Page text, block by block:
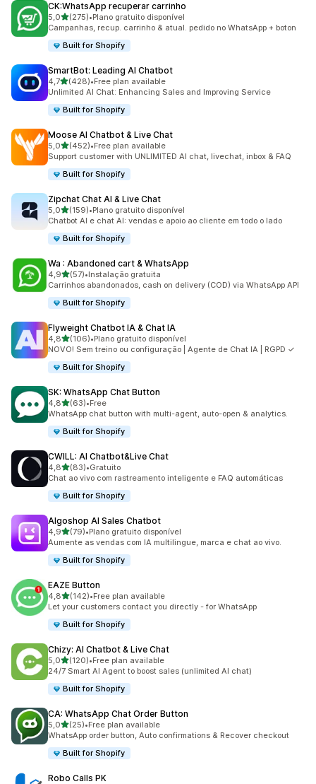
CK:WhatsApp recuperar carrinho
5,0de 5 estrelas
(275)
275 total de avaliações
•Plano gratuito disponível
Campanhas, recup. carrinho & atual. pedido no WhatsApp + boton
Built for Shopify
SmartBot: Leading AI Chatbot
4,7de 5 estrelas
(428)
428 total de avaliações
•Free plan available
Unlimited AI Chat: Enhancing Sales and Improving Service
Built for Shopify
Moose AI Chatbot & Live Chat
5,0de 5 estrelas
(452)
452 total de avaliações
•Free plan available
Support customer with UNLIMITED AI chat, livechat, inbox & FAQ
Built for Shopify
Zipchat Chat AI & Live Chat
5,0de 5 estrelas
(159)
159 total de avaliações
•Plano gratuito disponível
Chatbot AI e chat AI: vendas e apoio ao cliente em todo o lado
Built for Shopify
Wa : Abandoned cart & WhatsApp
4,9de 5 estrelas
(57)
57 total de avaliações
•Instalação gratuita
Carrinhos abandonados, cash on delivery (COD) via WhatsApp API
Built for Shopify
Flyweight Chatbot IA & Chat IA
4,8de 5 estrelas
(106)
106 total de avaliações
•Plano gratuito disponível
NOVO! Sem treino ou configuração | Agente de Chat IA | RGPD ✓
Built for Shopify
SK: WhatsApp Chat Button
4,8de 5 estrelas
(63)
63 total de avaliações
•Free
WhatsApp chat button with multi-agent, auto-open & analytics.
Built for Shopify
CWILL: AI Chatbot&Live Chat
4,8de 5 estrelas
(83)
83 total de avaliações
•Gratuito
Chat ao vivo com rastreamento inteligente e FAQ automáticas
Built for Shopify
Algoshop AI Sales Chatbot
4,9de 5 estrelas
(79)
79 total de avaliações
•Plano gratuito disponível
Aumente as vendas com IA multilingue, marca e chat ao vivo.
Built for Shopify
EAZE Button
4,8de 5 estrelas
(142)
142 total de avaliações
•Free plan available
Let your customers contact you directly - for WhatsApp
Built for Shopify
Chizy: AI Chatbot & Live Chat
5,0de 5 estrelas
(120)
120 total de avaliações
•Free plan available
24/7 Smart AI Agent to boost sales (unlimited AI chat)
Built for Shopify
CA: WhatsApp Chat Order Button
5,0de 5 estrelas
(25)
25 total de avaliações
•Free plan available
WhatsApp order button, Auto confirmations & Recover checkout
Built for Shopify
Robo Calls PK